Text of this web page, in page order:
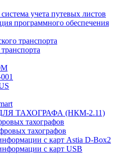
учета путевых листов
программного обеспечения
транспорта
ТАХОГРАФА (НКМ-2.11)
тахографов
тахографов
с карт Astia D-Box2
с карт USB